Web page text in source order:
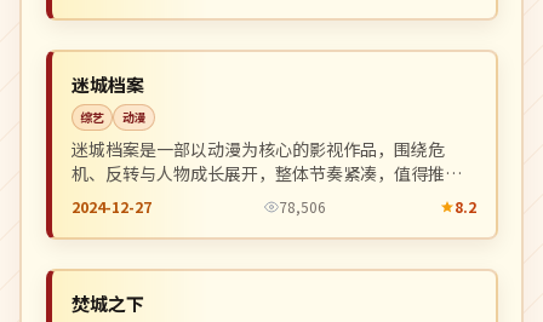
日本
迷城档案
综艺 动漫
迷城档案是一部以动漫为核心的影视作品，围绕危
机、反转与人物成长展开，整体节奏紧凑，值得推荐
观看。
2024-12-27 78,506 8.2
中国
焚城之下